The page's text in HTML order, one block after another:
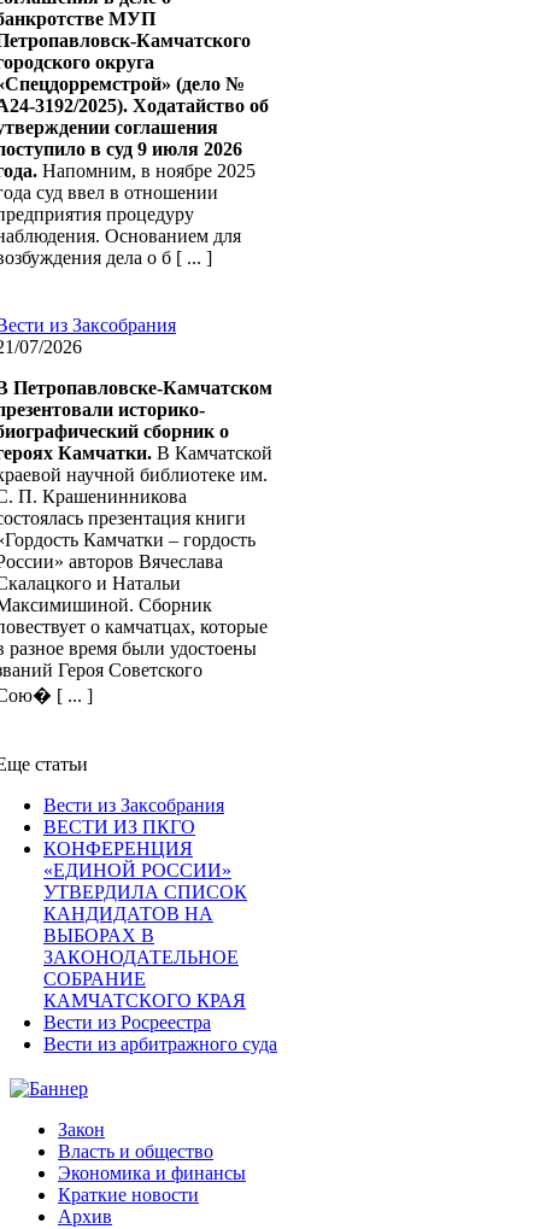
МУП
Камчатского
округа
(дело №
3192/2025). Ходатайство об
соглашения
в суд 9 июля 2026
Напомним, в ноябре 2025
суд ввел в отношении
процедуру
Основанием для
дела о б [ ... ]
из Заксобрания
07/2026
Петропавловске-Камчатском
историко-
сборник о
Камчатки. В Камчатской
научной библиотеке им.
П. Крашенинникова
презентация книги
Камчатки – гордость
авторов Вячеслава
и Натальи
Сборник
о камчатцах, которые
разное время были удостоены
Героя Советского
[ ... ]
статьи
Вести из Заксобрания
ВЕСТИ ИЗ ПКГО
КОНФЕРЕНЦИЯ
«ЕДИНОЙ РОССИИ»
УТВЕРДИЛА СПИСОК
КАНДИДАТОВ НА
ВЫБОРАХ В
ЗАКОНОДАТЕЛЬНОЕ
СОБРАНИЕ
КАМЧАТСКОГО КРАЯ
Вести из Росреестра
Вести из арбитражного суда
Закон
Власть и общество
Экономика и финансы
Краткие новости
Архив